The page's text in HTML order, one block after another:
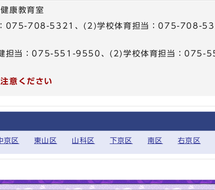
康教育室
：075-708-5321、(2)学校体育担当：075-708-
担当：075-551-9550、(2)学校体育担当：075-
意ください
京区 東山区 山科区 下京区 南区 右京区